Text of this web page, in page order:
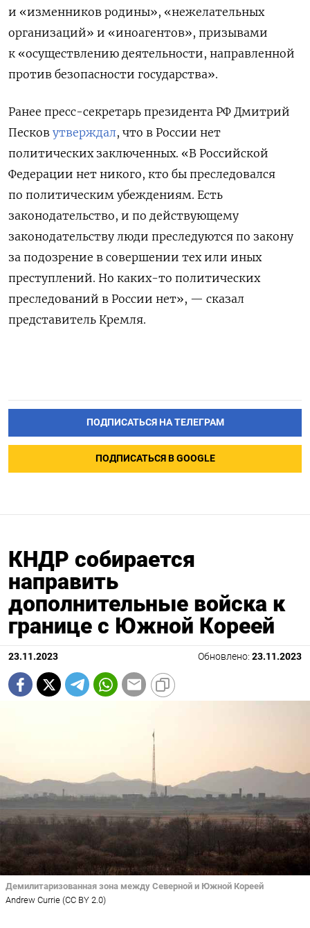
и «изменников родины», «нежелательных
организаций» и «иноагентов», призывами
к «осуществлению деятельности, направленной
против безопасности государства».
Ранее пресс-секретарь президента РФ Дмитрий
Песков утверждал, что в России нет
политических заключенных. «В Российской
Федерации нет никого, кто бы преследовался
по политическим убеждениям. Есть
законодательство, и по действующему
законодательству люди преследуются по закону
за подозрение в совершении тех или иных
преступлений. Но каких-то политических
преследований в России нет», — сказал
представитель Кремля.
ПОДПИСАТЬСЯ НА ТЕЛЕГРАМ
ПОДПИСАТЬСЯ В GOOGLE
КНДР собирается
направить
дополнительные войска к
границе с Южной Кореей
23.11.2023 Обновлено: 23.11.2023
Демилитаризованная зона между Северной и Южной Кореей
Andrew Currie (CC BY 2.0)